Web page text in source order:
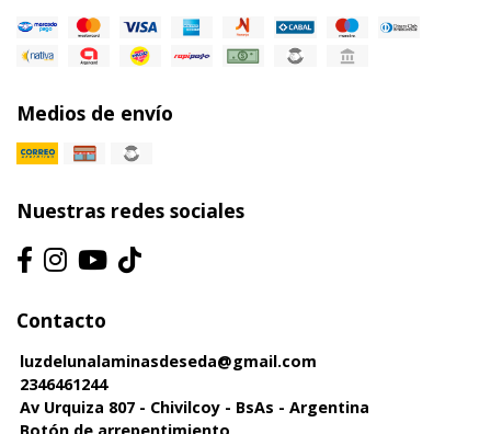
Medios de envío
Nuestras redes sociales
Contacto
luzdelunalaminasdeseda@gmail.com
2346461244
Av Urquiza 807 - Chivilcoy - BsAs - Argentina